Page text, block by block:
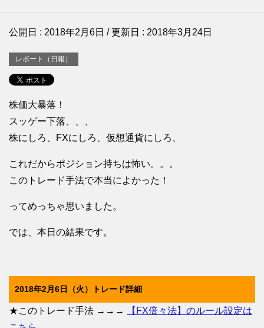
公開日 : 2018年2月6日 / 更新日 : 2018年3月24日
レポート（日報）
株価大暴落！
スッゲー下落、、、
株にしろ、FXにしろ、仮想通貨にしろ、
これだからポジション持ちは怖い。。。
このトレード手法で本当によかった！
ってめっちゃ思いました。
では、本日の結果です。
2018年2月6日（火）トレード詳細
★このトレード手法 →→→
【FX倍々法】のルール設定は